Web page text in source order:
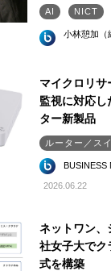
AI NICT
小林憩加（
マイクロリ
監視に対応し
ター新製品
ルーター／ス
BUSINESS
2026.06.22
ネットワン、
社女子大でク
式を構築